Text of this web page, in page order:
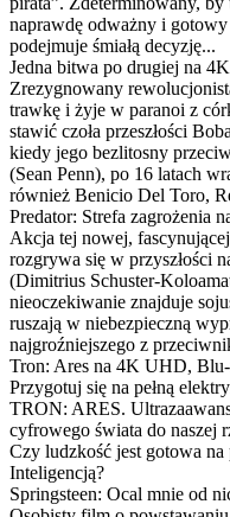
naprawdę odważny i
podejmuje śmiałą decyzję...
Jedna bitwa po drugiej na
Zrezygnowany
trawkę i żyje w paranoi z
stawić czoła przeszłości
kiedy jego bezlitosny
(Sean Penn), po 16 latach
również Benicio Del Toro,
Predator: Strefa
Akcja tej nowej,
rozgrywa się w przyszłości
(Dimitrius Schuster-
nieoczekiwanie znajduje
ruszają w niebezpieczną
najgroźniejszego z
Tron: Ares na 4K UHD,
Przygotuj się na pełną
TRON: ARES.
cyfrowego świata do naszej
Czy ludzkość jest gotowa
Inteligencją?
Springsteen: Ocal mnie od